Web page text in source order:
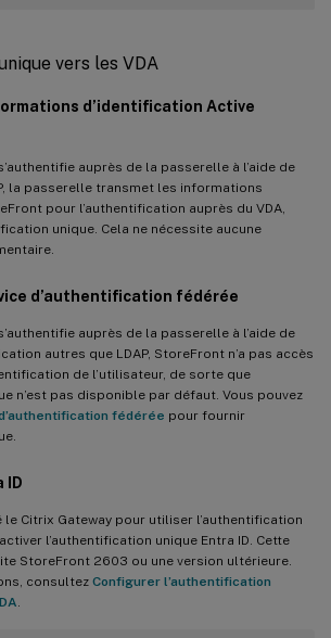
vers les VDA
d’identification Active
auprès de la passerelle à l’aide de
la passerelle transmet les informations
pour l’authentification auprès du VDA,
unique. Cela ne nécessite aucune
d’authentification fédérée
auprès de la passerelle à l’aide de
autres que LDAP, StoreFront n’a pas accès
de l’utilisateur, de sorte que
n’est pas disponible par défaut. Vous pouvez
fédérée pour fournir
ID
le Citrix Gateway pour utiliser l’authentification
l’authentification unique Entra ID. Cette
StoreFront 2603 ou une version ultérieure.
consultez Configurer l’authentification